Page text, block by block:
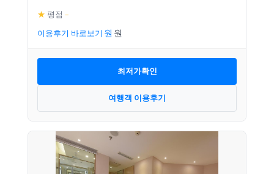
★ 평점 –
이용후기 바로보기
최저가확인
여행객 이용후기